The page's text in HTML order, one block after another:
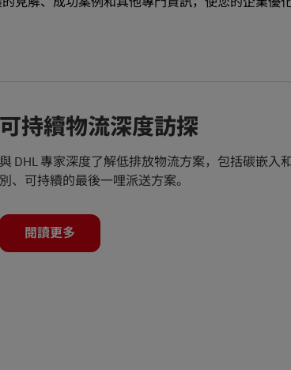
可持續物流深度訪探
與 DHL 專家深度了解低排放物流方案，包括碳嵌入
別、可持續的最後一哩派送方案。
閱讀更多